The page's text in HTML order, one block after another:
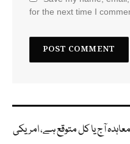
for the next time I
آج یا کل متوقع ہے، امریکی